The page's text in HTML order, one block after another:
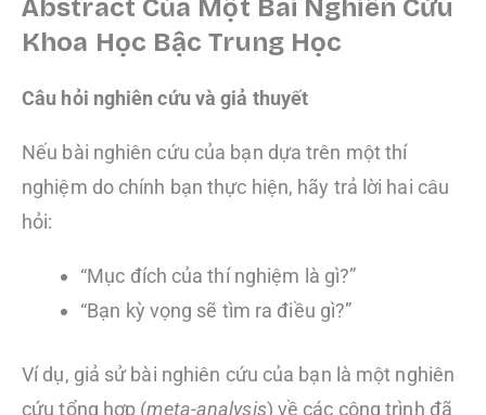
Abstract Của Một Bài Nghiên Cứu
Khoa Học Bậc Trung Học
Câu hỏi nghiên cứu và giả thuyết
Nếu bài nghiên cứu của bạn dựa trên một thí
nghiệm do chính bạn thực hiện, hãy trả lời hai câu
hỏi:
“Mục đích của thí nghiệm là gì?”
“Bạn kỳ vọng sẽ tìm ra điều gì?”
Ví dụ, giả sử bài nghiên cứu của bạn là một nghiên
cứu tổng hợp (meta-analysis) về các công trình đã